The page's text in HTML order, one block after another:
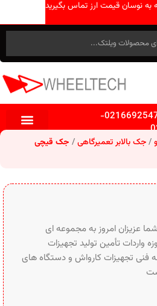
-
جک بالابر تعمیرگاهی
جک قیچی
عزیزان امروز به مجموعه ای
واردات تأمین تولید تجهیزات
فنی تجهیزات کارواش و دستگاه های
به نوسان قیمت ارز تماس بگیرید